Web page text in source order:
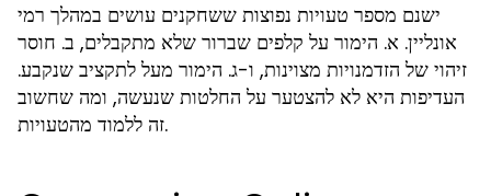
ישנם מספר טעויות נפוצות ששחקנים עושים במהלך רמי
אונליין. א. הימור על קלפים שברור שלא מתקבלים, ב. חוסר
זיהוי של הזדמנויות מצוינות, ו-ג. הימור מעל לתקציב שנקבע.
העדיפות היא לא להצטער על החלטות שנעשה, ומה שחשוב
זה ללמוד מהטעויות.